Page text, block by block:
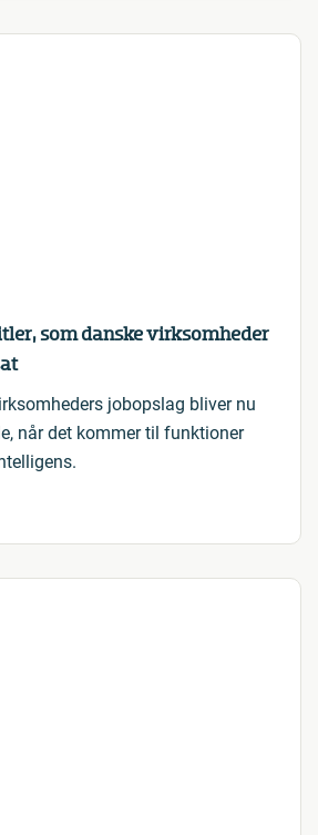
som danske virksomheder
jobopslag bliver nu
når det kommer til funktioner